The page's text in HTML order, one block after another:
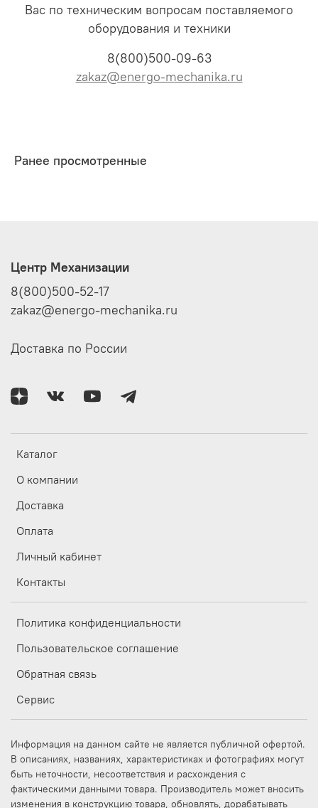
Вас по техническим вопросам поставляемого
оборудования и техники
8(800)500-09-63
zakaz@energo-mechanika.ru
Ранее просмотренные
Каталог
О компании
Доставка
Оплата
Личный кабинет
Контакты
Политика конфиденциальности
Пользовательское соглашение
Обратная связь
Сервис
Центр Механизации
8(800)500-52-17
zakaz@energo-mechanika.ru
Доставка по России
Информация на данном сайте не является публичной офертой.
В описаниях, названиях, характеристиках и фотографиях могут
быть неточности, несоответствия и расхождения с
фактическими данными товара. Производитель может вносить
изменения в конструкцию товара, обновлять, дорабатывать